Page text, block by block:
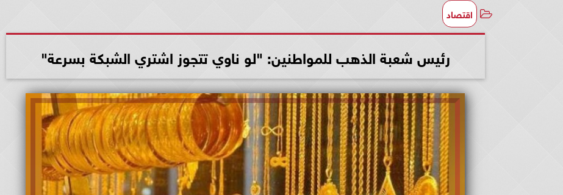
اقتصاد
رئيس شعبة الذهب للمواطنين: "لو ناوي تتجوز اشتري الشبكة بسرعة"